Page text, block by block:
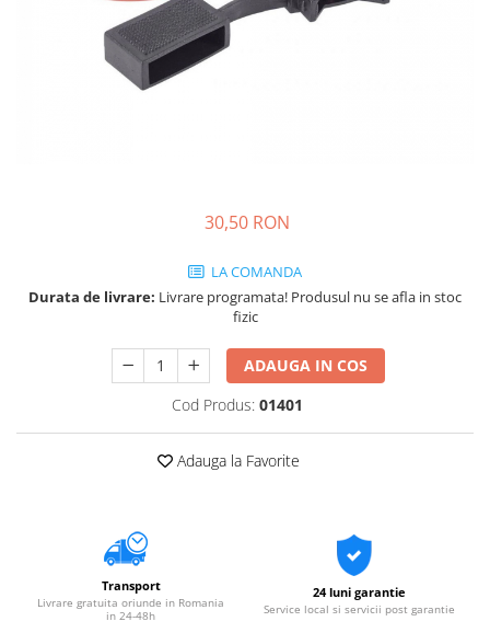
30,50 RON
LA COMANDA
Durata de livrare: Livrare programata! Produsul nu se afla in stoc
fizic
ADAUGA IN COS
Cod Produs: 01401
Adauga la Favorite
Transport
Livrare gratuita oriunde in Romania
in 24-48h
24 luni garantie
Service local si servicii post garantie